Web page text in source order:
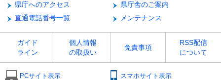
県庁へのアクセス
県庁舎のご案内
直通電話番号一覧
メンテナンス
ガイド
ライン
個人情報
の取扱い
免責事項
RSS配信
について
PCサイト表示 スマホサイト表示